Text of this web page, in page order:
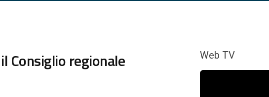
Consiglio regionale Web TV